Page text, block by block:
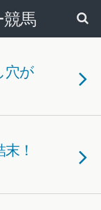
馬
穴が
！